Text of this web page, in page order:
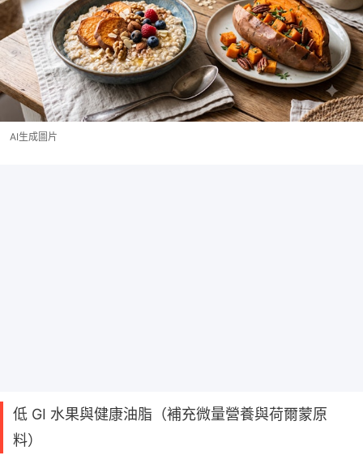
AI生成圖片
低 GI 水果與健康油脂（補充微量營養與荷爾蒙原
料）